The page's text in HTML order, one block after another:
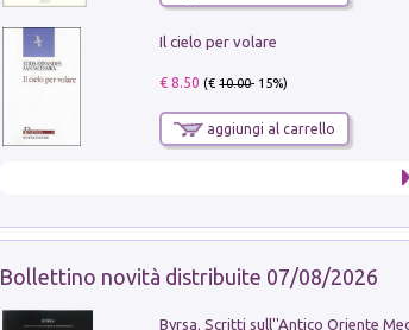
Il cielo per volare
€ 8.50 (€10.00- 15%)
aggiungi al carrello
Bollettino novità distribuite 07/08/2026